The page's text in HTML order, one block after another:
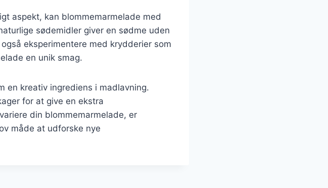
aspekt, kan blommemarmelade med
sødemidler giver en sødme uden
eksperimentere med krydderier som
en unik smag.
en kreativ ingrediens i madlavning.
for at give en ekstra
din blommemarmelade, er
måde at udforske nye